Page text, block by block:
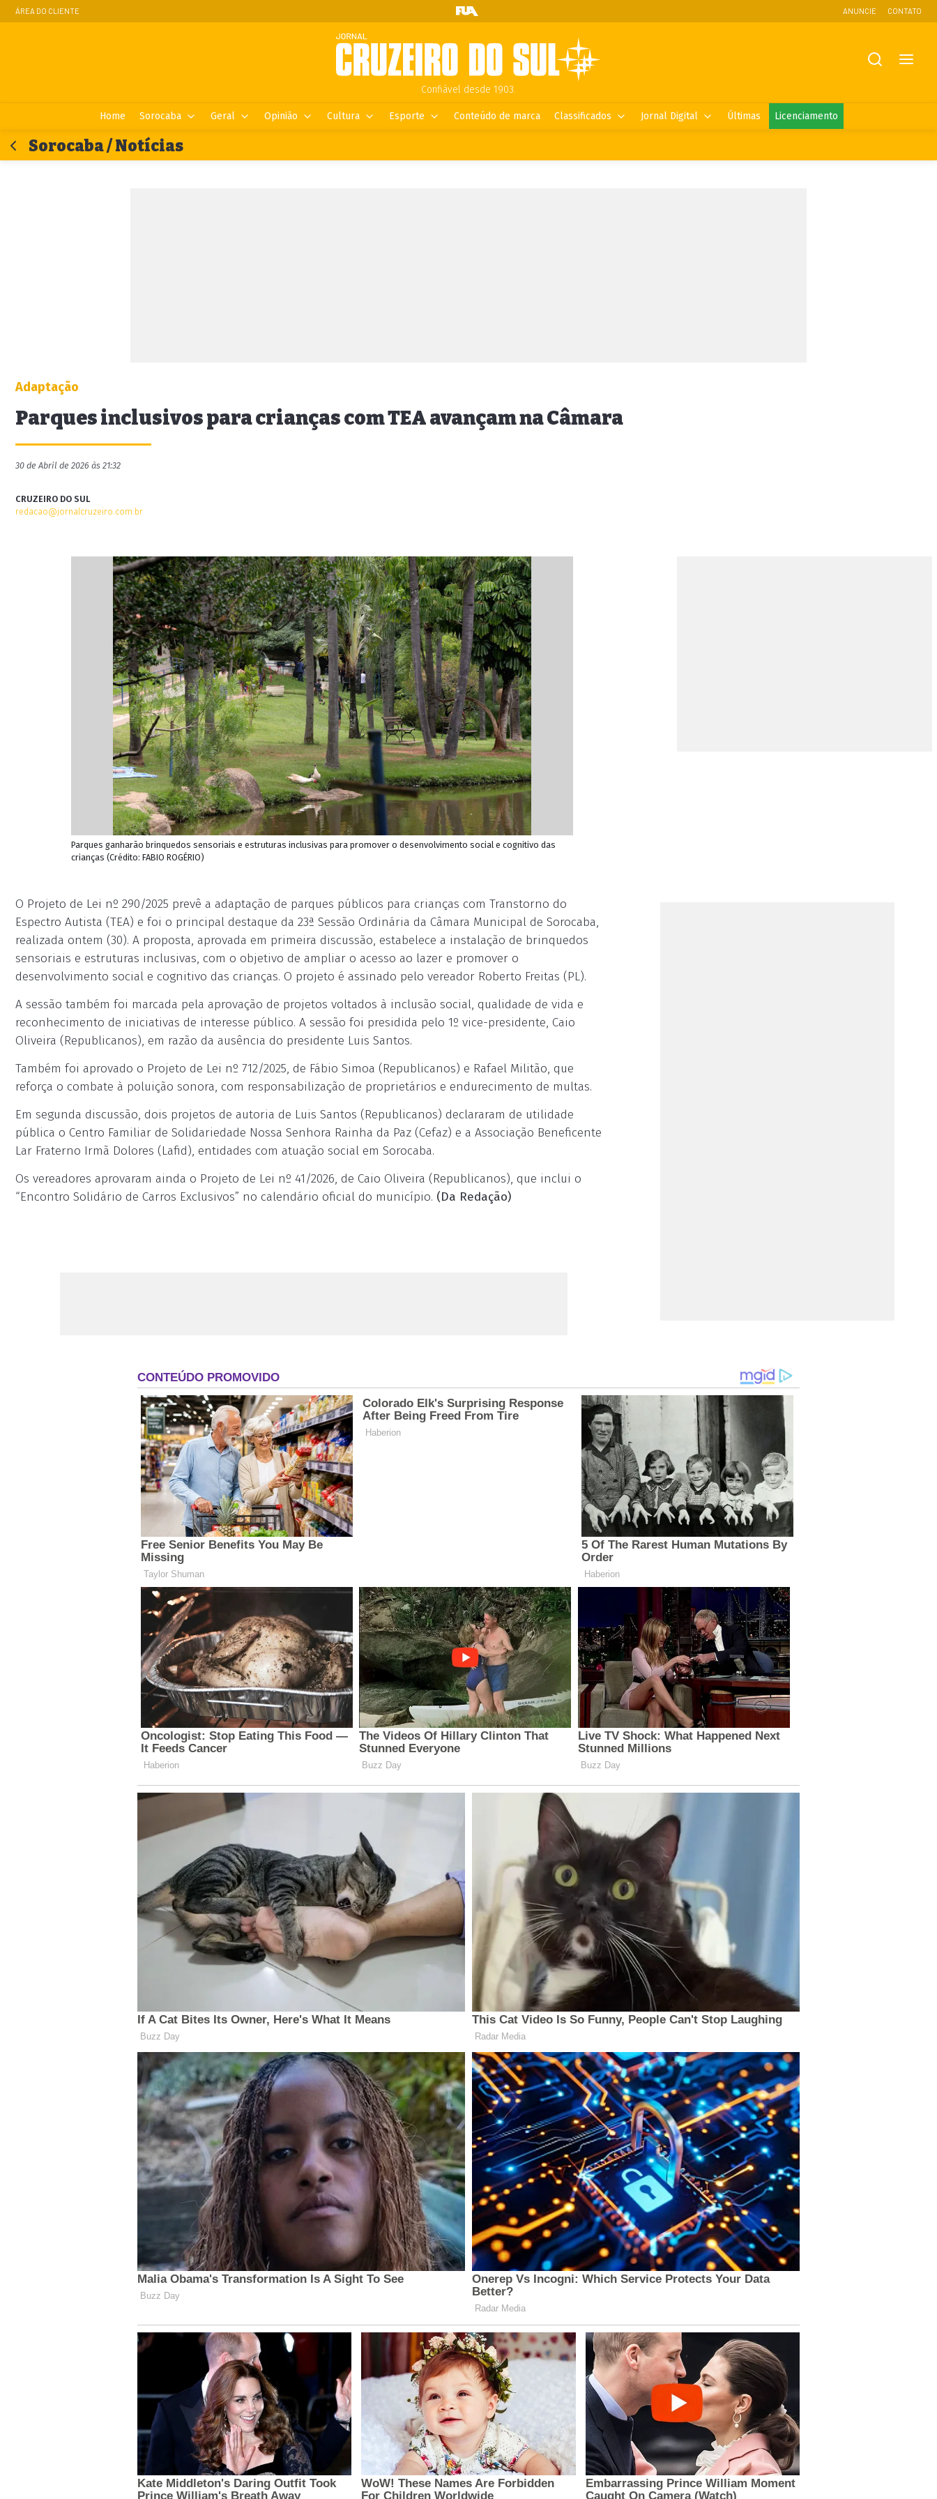
ÁREA DO CLIENTE ANUNCIE CONTATO
Confiável desde 1903.
Home Sorocaba Geral Opinião Cultura Esporte Conteúdo de marca Classificados Jornal Digital Últimas Licenciamento
Sorocaba / Notícias
Adaptação
Parques inclusivos para crianças com TEA avançam na Câmara
30 de Abril de 2026 às 21:32
CRUZEIRO DO SUL
redacao@jornalcruzeiro.com.br
Parques ganharão brinquedos sensoriais e estruturas inclusivas para promover o desenvolvimento social e cognitivo das
crianças (Crédito: FABIO ROGÉRIO)
O Projeto de Lei nº 290/2025 prevê a adaptação de parques públicos para crianças com Transtorno do
Espectro Autista (TEA) e foi o principal destaque da 23ª Sessão Ordinária da Câmara Municipal de Sorocaba,
realizada ontem (30). A proposta, aprovada em primeira discussão, estabelece a instalação de brinquedos
sensoriais e estruturas inclusivas, com o objetivo de ampliar o acesso ao lazer e promover o
desenvolvimento social e cognitivo das crianças. O projeto é assinado pelo vereador Roberto Freitas (PL).
A sessão também foi marcada pela aprovação de projetos voltados à inclusão social, qualidade de vida e
reconhecimento de iniciativas de interesse público. A sessão foi presidida pelo 1º vice-presidente, Caio
Oliveira (Republicanos), em razão da ausência do presidente Luis Santos.
Também foi aprovado o Projeto de Lei nº 712/2025, de Fábio Simoa (Republicanos) e Rafael Militão, que
reforça o combate à poluição sonora, com responsabilização de proprietários e endurecimento de multas.
Em segunda discussão, dois projetos de autoria de Luis Santos (Republicanos) declararam de utilidade
pública o Centro Familiar de Solidariedade Nossa Senhora Rainha da Paz (Cefaz) e a Associação Beneficente
Lar Fraterno Irmã Dolores (Lafid), entidades com atuação social em Sorocaba.
Os vereadores aprovaram ainda o Projeto de Lei nº 41/2026, de Caio Oliveira (Republicanos), que inclui o
“Encontro Solidário de Carros Exclusivos” no calendário oficial do município. (Da Redação)